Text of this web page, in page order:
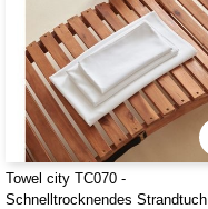
Towel city TC070 -
Schnelltrocknendes Strandtuch